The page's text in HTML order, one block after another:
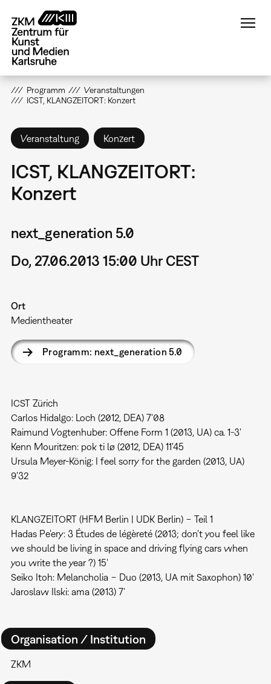
zum
Inhalt
Programm
Veranstaltungen
ICST, KLANGZEITORT: Konzert
Veranstaltung Konzert
ICST, KLANGZEITORT:
Konzert
next_generation 5.0
Do, 27.06.2013 15:00 Uhr CEST
Ort
Medientheater
Programm: next_generation 5.0
ICST Zürich
Carlos Hidalgo: Loch (2012, DEA) 7'08
Raimund Vogtenhuber: Offene Form 1 (2013, UA) ca. 1-3'
Kenn Mouritzen: pok ti lø (2012, DEA) 11'45
Ursula Meyer-König: I feel sorry for the garden (2013, UA)
9'32
KLANGZEITORT (HFM Berlin | UDK Berlin) − Teil 1
Hadas Pe'ery: 3 Études de légèreté (2013; don't you feel like
we should be living in space and driving flying cars when
you write the year ?) 15'
Seiko Itoh: Melancholia − Duo (2013, UA mit Saxophon) 10'
Jaroslaw Ilski: ama (2013) 7'
Organisation / Institution
ZKM